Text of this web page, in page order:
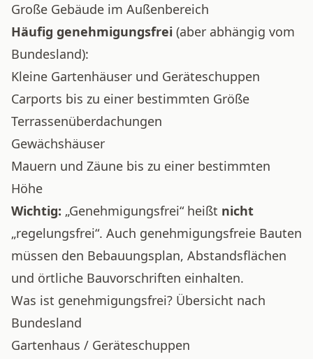
Große Gebäude im Außenbereich
Häufig genehmigungsfrei (aber abhängig vom
Bundesland):
Kleine Gartenhäuser und Geräteschuppen
Carports bis zu einer bestimmten Größe
Terrassenüberdachungen
Gewächshäuser
Mauern und Zäune bis zu einer bestimmten
Höhe
Wichtig: „Genehmigungsfrei“ heißt nicht
„regelungsfrei“. Auch genehmigungsfreie Bauten
müssen den Bebauungsplan, Abstandsflächen
und örtliche Bauvorschriften einhalten.
Was ist genehmigungsfrei? Übersicht nach
Bundesland
Gartenhaus / Geräteschuppen